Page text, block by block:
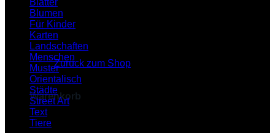
Es befinden sich keine Produkte im Warenkorb.
Zurück zum Shop
Warenkorb
Blätter
Blumen
Für Kinder
Karten
Landschaften
Menschen
Muster
Orientalisch
Städte
Street Art
Text
Tiere